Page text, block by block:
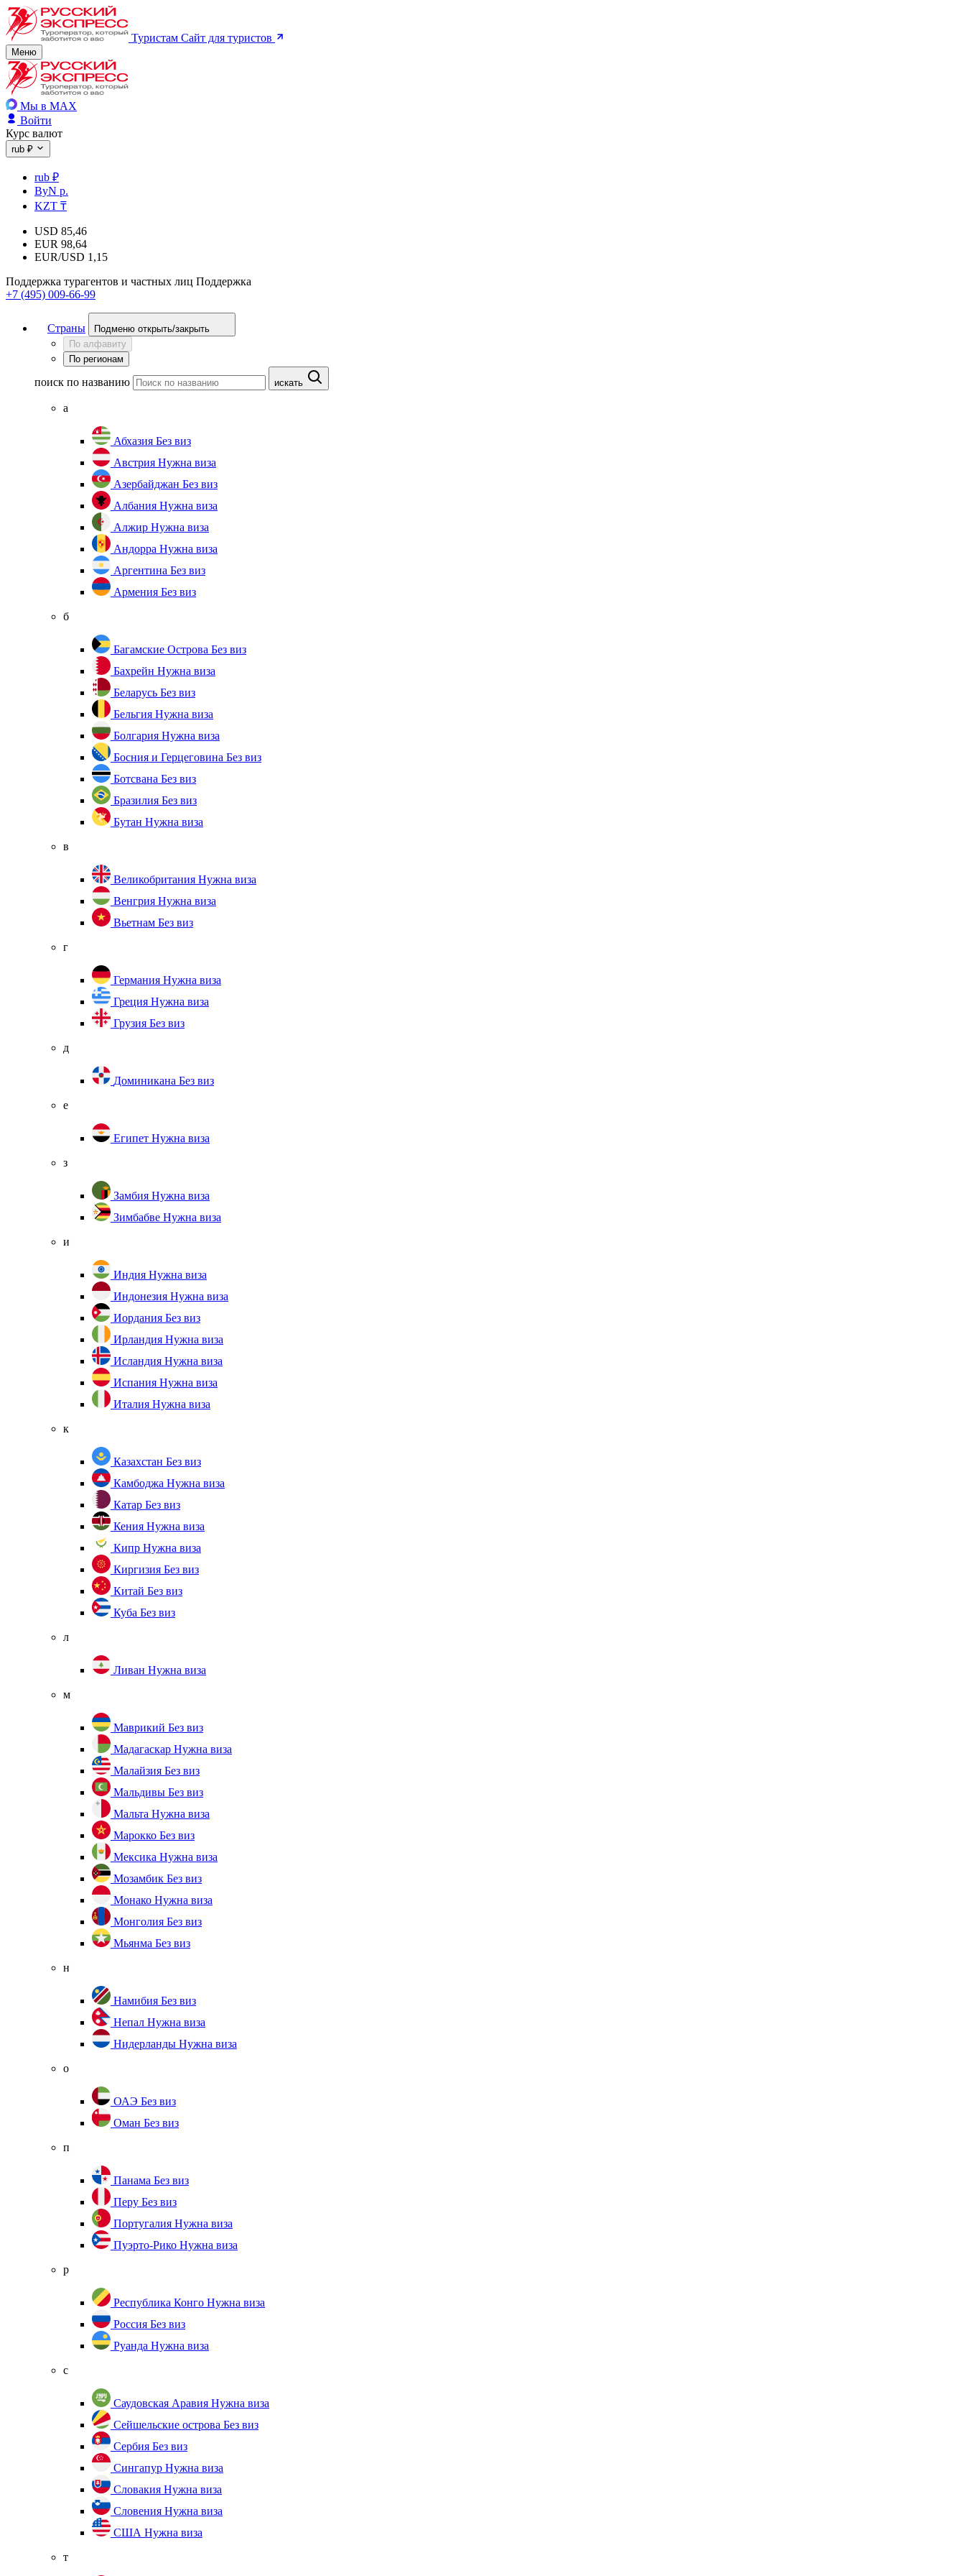
Туристам Сайт для туристов
Меню
Мы в MAX
Войти
Курс валют
rub ₽
rub ₽
ByN р.
KZT ₸
USD 85,46
EUR 98,64
EUR/USD 1,15
Поддержка турагентов и частных лиц Поддержка
+7 (495) 009-66-99
Страны
Подменю открыть/закрыть
По алфавиту
По регионам
поиск по названию искать
а
Абхазия Без виз
Австрия Нужна виза
Азербайджан Без виз
Албания Нужна виза
Алжир Нужна виза
Андорра Нужна виза
Аргентина Без виз
Армения Без виз
б
Багамские Острова Без виз
Бахрейн Нужна виза
Беларусь Без виз
Бельгия Нужна виза
Болгария Нужна виза
Босния и Герцеговина Без виз
Ботсвана Без виз
Бразилия Без виз
Бутан Нужна виза
в
Великобритания Нужна виза
Венгрия Нужна виза
Вьетнам Без виз
г
Германия Нужна виза
Греция Нужна виза
Грузия Без виз
д
Доминикана Без виз
е
Египет Нужна виза
з
Замбия Нужна виза
Зимбабве Нужна виза
и
Индия Нужна виза
Индонезия Нужна виза
Иордания Без виз
Ирландия Нужна виза
Исландия Нужна виза
Испания Нужна виза
Италия Нужна виза
к
Казахстан Без виз
Камбоджа Нужна виза
Катар Без виз
Кения Нужна виза
Кипр Нужна виза
Киргизия Без виз
Китай Без виз
Куба Без виз
л
Ливан Нужна виза
м
Маврикий Без виз
Мадагаскар Нужна виза
Малайзия Без виз
Мальдивы Без виз
Мальта Нужна виза
Марокко Без виз
Мексика Нужна виза
Мозамбик Без виз
Монако Нужна виза
Монголия Без виз
Мьянма Без виз
н
Намибия Без виз
Непал Нужна виза
Нидерланды Нужна виза
о
ОАЭ Без виз
Оман Без виз
п
Панама Без виз
Перу Без виз
Португалия Нужна виза
Пуэрто-Рико Нужна виза
р
Республика Конго Нужна виза
Россия Без виз
Руанда Нужна виза
с
Саудовская Аравия Нужна виза
Сейшельские острова Без виз
Сербия Без виз
Сингапур Нужна виза
Словакия Нужна виза
Словения Нужна виза
США Нужна виза
т